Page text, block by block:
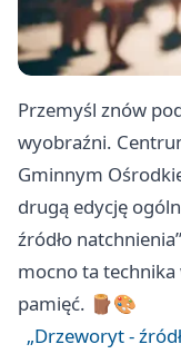
Przemyśl znów
wyobraźni.
Gminnym
drugą edycję
źródło
mocno ta technika
pamięć. 🪵🎨
„Drzeworyt -